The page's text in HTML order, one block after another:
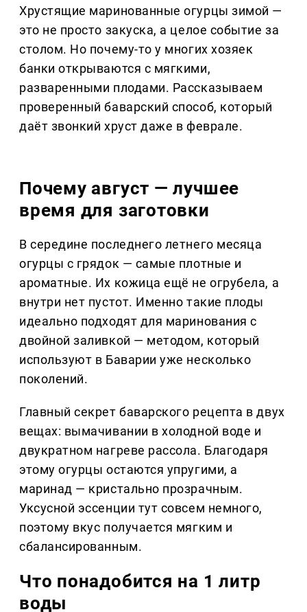
Хрустящие маринованные огурцы зимой —
это не просто закуска, а целое событие за
столом. Но почему-то у многих хозяек
банки открываются с мягкими,
разваренными плодами. Рассказываем
проверенный баварский способ, который
даёт звонкий хруст даже в феврале.
Почему август — лучшее
время для заготовки
В середине последнего летнего месяца
огурцы с грядок — самые плотные и
ароматные. Их кожица ещё не огрубела, а
внутри нет пустот. Именно такие плоды
идеально подходят для маринования с
двойной заливкой — методом, который
используют в Баварии уже несколько
поколений.
Главный секрет баварского рецепта в двух
вещах: вымачивании в холодной воде и
двукратном нагреве рассола. Благодаря
этому огурцы остаются упругими, а
маринад — кристально прозрачным.
Уксусной эссенции тут совсем немного,
поэтому вкус получается мягким и
сбалансированным.
Что понадобится на 1 литр
воды